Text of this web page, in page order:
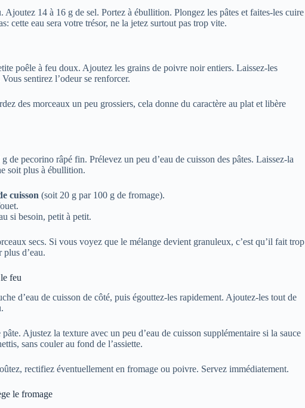
Ajoutez 14 à 16 g de sel. Portez à ébullition. Plongez les pâtes et faites-les cuire
cette eau sera votre trésor, ne la jetez surtout pas trop vite.
poêle à feu doux. Ajoutez les grains de poivre noir entiers. Laissez-les
sentirez l’odeur se renforcer.
des morceaux un peu grossiers, cela donne du caractère au plat et libère
de pecorino râpé fin. Prélevez un peu d’eau de cuisson des pâtes. Laissez-la
soit plus à ébullition.
cuisson (soit 20 g par 100 g de fromage).
si besoin, petit à petit.
secs. Si vous voyez que le mélange devient granuleux, c’est qu’il fait trop
plus d’eau.
feu
d’eau de cuisson de côté, puis égouttez-les rapidement. Ajoutez-les tout de
.
Ajustez la texture avec un peu d’eau de cuisson supplémentaire si la sauce
sans couler au fond de l’assiette.
rectifiez éventuellement en fromage ou poivre. Servez immédiatement.
le fromage